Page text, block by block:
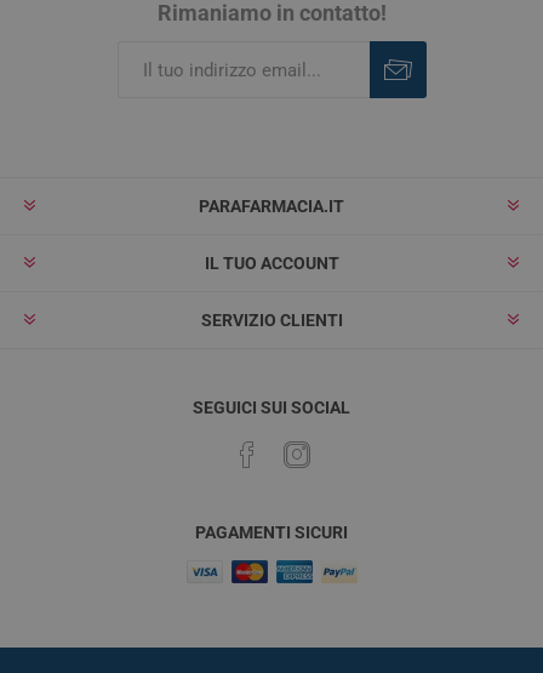
Rimaniamo in contatto!
PARAFARMACIA.IT
IL TUO ACCOUNT
SERVIZIO CLIENTI
SEGUICI SUI SOCIAL
PAGAMENTI SICURI